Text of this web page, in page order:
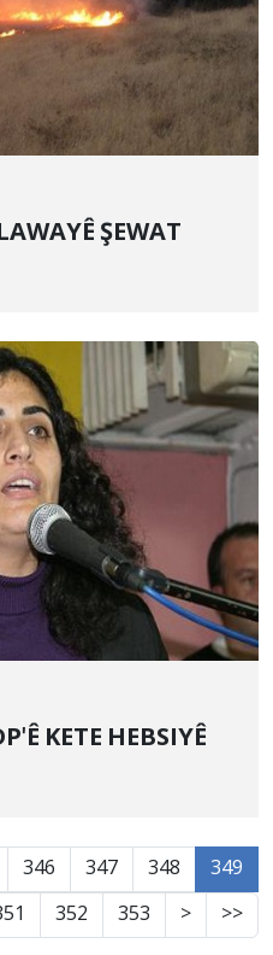
LI MERÎWAN Û SEWLAWAYÊ ŞEWAT
PARLIMANTARA BDP'Ê KETE HEBSIYÊ
346 347 348
349
352 353 > >>